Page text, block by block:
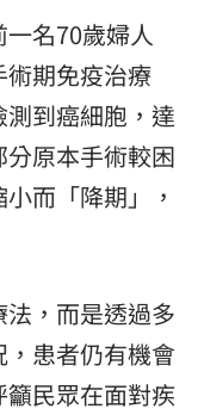
名70歲婦人
期免疫治療
到癌細胞，達
原本手術較困
而「降期」，
，而是透過多
患者仍有機會
民眾在面對疾